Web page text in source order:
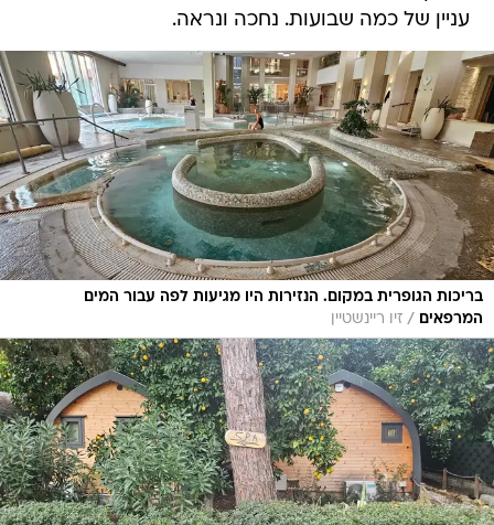
עניין של כמה שבועות. נחכה ונראה.
בריכות הגופרית במקום. הנזירות היו מגיעות לפה עבור המים
המרפאים / זיו ריינשטיין